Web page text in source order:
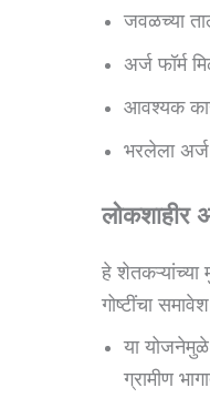
जवळच्या
अर्ज फॉर्म
आवश्यक
भरलेला अर्ज
लोकशाहीर
हे
गोष्टींचा
या
ग्रामीण